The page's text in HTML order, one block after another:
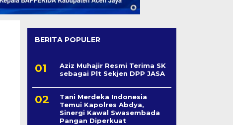
BERITA POPULER
Aziz Muhajir Resmi Terima SK
sebagai Plt Sekjen DPP JASA
Tani Merdeka Indonesia
Temui Kapolres Abdya,
Sinergi Kawal Swasembada
Pangan Diperkuat